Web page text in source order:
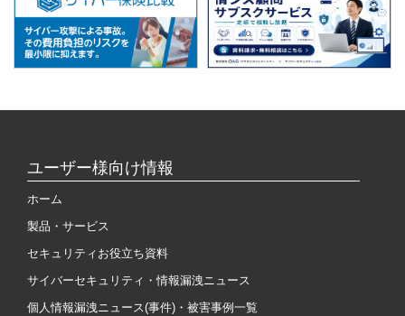
ユーザー様向け情報
ホーム
製品・サービス
セキュリティお役立ち資料
サイバーセキュリティ・情報漏洩ニュース
個人情報漏洩ニュース(事件)・被害事例一覧